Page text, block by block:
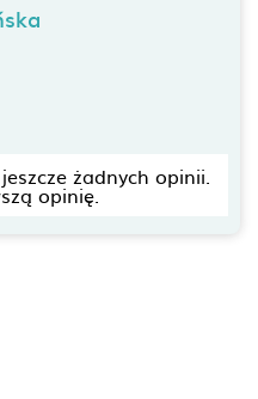
żadnych opinii.
opinię.